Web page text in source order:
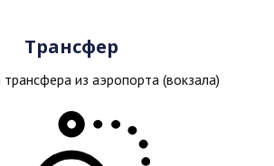
Трансфер
трансфера из аэропорта (вокзала)